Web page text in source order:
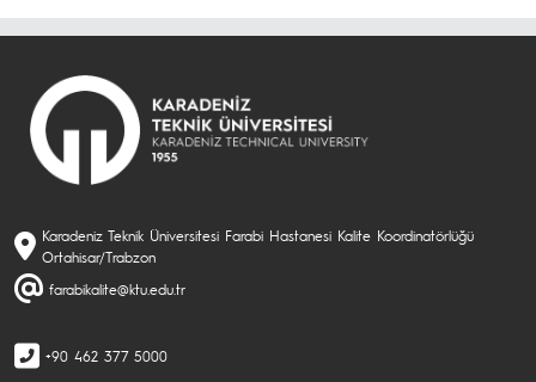
Karadeniz Teknik Üniversitesi Farabi Hastanesi Kalite Koordinatörlüğü
Ortahisar/Trabzon
farabikalite@ktu.edu.tr
+90 462 377 5000